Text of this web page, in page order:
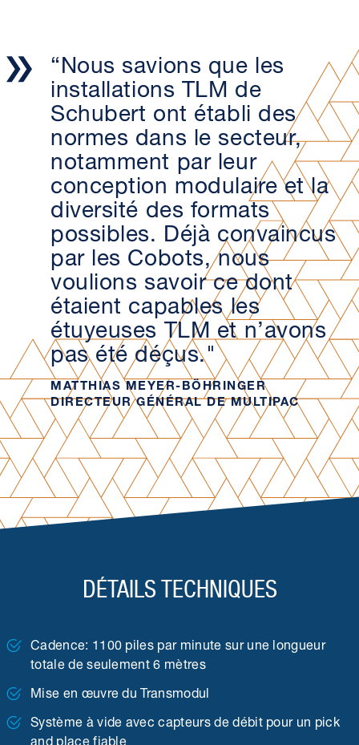
“Nous savions que les
installations TLM de
Schubert ont établi des
normes dans le secteur,
notamment par leur
conception modulaire et la
diversité des formats
possibles. Déjà convaincus
par les Cobots, nous
voulions savoir ce dont
étaient capables les
étuyeuses TLM et n’avons
pas été déçus."
MATTHIAS MEYER-BÖHRINGER
DIRECTEUR GÉNÉRAL DE MULTIPAC
DÉTAILS TECHNIQUES
Cadence: 1100 piles par minute sur une longueur
totale de seulement 6 mètres
Mise en œuvre du Transmodul
Système à vide avec capteurs de débit pour un pick
and place fiable